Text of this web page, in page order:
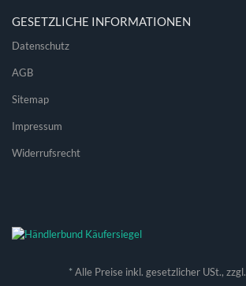
GESETZLICHE INFORMATIONEN
Datenschutz
AGB
Sitemap
Impressum
Widerrufsrecht
*Alle Preise inkl. gesetzlicher USt., zzgl.